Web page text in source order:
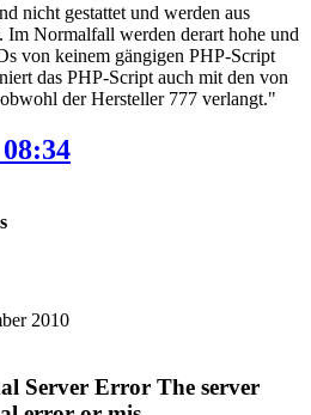
nicht gestattet und werden aus
Im Normalfall werden derart hohe und
von keinem gängigen PHP-Script
das PHP-Script auch mit den von
der Hersteller 777 verlangt."
2010
Server Error The server